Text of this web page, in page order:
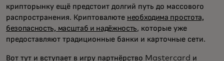
крипторынку ещё предстоит долгий путь до массового
распространения. Криптовалюте необходима простота,
безопасность, масштаб и надёжность, которые уже
предоставляют традиционные банки и карточные сети.
Вот тут и вступает в игру партнёрство Mastercard и